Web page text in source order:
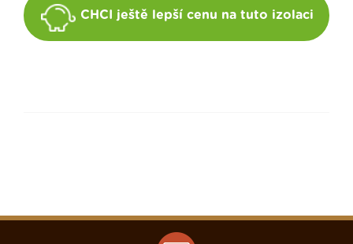
CHCI ještě lepší cenu na tuto izolaci